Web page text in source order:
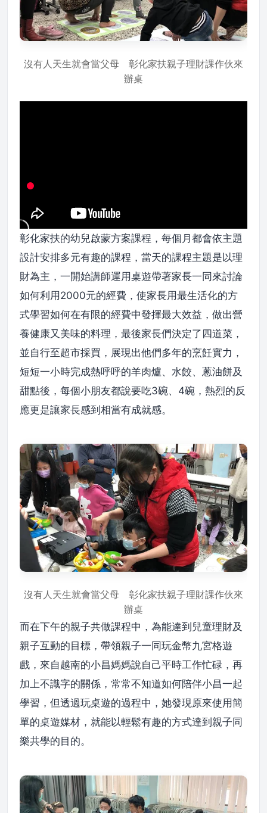
沒有人天生就會當父母 彰化家扶親子理財課作伙來
辦桌
彰化家扶的幼兒啟蒙方案課程，每個月都會依主題
設計安排多元有趣的課程，當天的課程主題是以理
財為主，一開始講師運用桌遊帶著家長一同來討論
如何利用2000元的經費，使家長用最生活化的方
式學習如何在有限的經費中發揮最大效益，做出營
養健康又美味的料理，最後家長們決定了四道菜，
並自行至超市採買，展現出他們多年的烹飪實力，
短短一小時完成熱呼呼的羊肉爐、水餃、蔥油餅及
甜點後，每個小朋友都說要吃3碗、4碗，熱烈的反
應更是讓家長感到相當有成就感。
沒有人天生就會當父母 彰化家扶親子理財課作伙來
辦桌
而在下午的親子共做課程中，為能達到兒童理財及
親子互動的目標，帶領親子一同玩金幣九宮格遊
戲，來自越南的小昌媽媽說自己平時工作忙碌，再
加上不識字的關係，常常不知道如何陪伴小昌一起
學習，但透過玩桌遊的過程中，她發現原來使用簡
單的桌遊媒材，就能以輕鬆有趣的方式達到親子同
樂共學的目的。